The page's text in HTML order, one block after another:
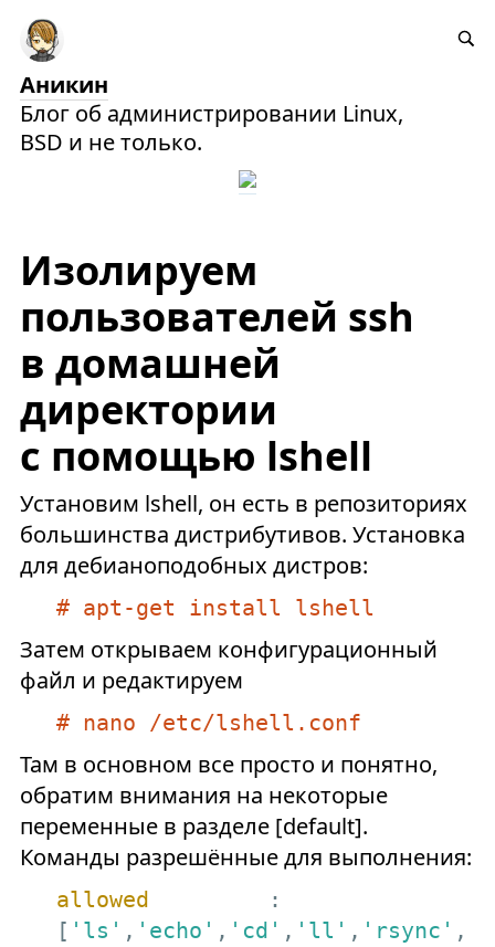
Аникин
Блог об администрировании Linux,
BSD и не только.
Изолируем
пользователей ssh
в домашней
директории
с помощью lshell
Установим lshell, он есть в репозиториях
большинства дистрибутивов. Установка
для дебианоподобных дистров:
# apt-get install lshell
Затем открываем конфигурационный
файл и редактируем
# nano /etc/lshell.conf
Там в основном все просто и понятно,
обратим внимания на некоторые
переменные в разделе [default].
Команды разрешённые для выполнения:
allowed
         :
[ 'ls' , 'echo' , 'cd' , 'll' , 'rsync' ,